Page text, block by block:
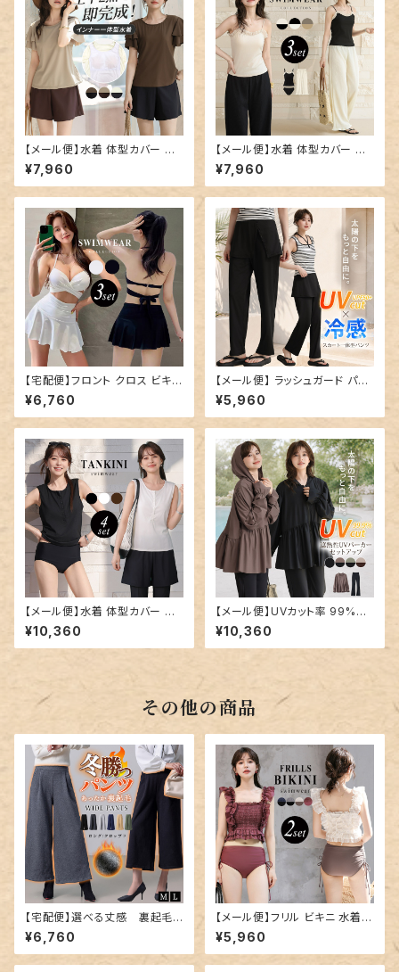
【メール便】水着 体型カバー レ
ディース 半袖 ティアード フレア
スリーブ ブラ一体型トップス シ
ョートパンツ 2点セット／hys34
¥7,960
【メール便】水着 体型カバー キ
ャミキニ レディース パンツ ワイ
ドパンツ 3点セット／hys3438
¥7,960
【宅配便】フロント クロス ビキニ
水着 レディース 体型カバー／h
ys3437
¥6,760
【メール便】 ラッシュガード パン
ツ レディース ロング／swimw
ear-b021
¥5,960
【メール便】水着 体型カバー レ
ディース ヘンリーネック レギン
ス ショートパンツ タンキニ 4点
セット／hys3436
¥10,360
【メール便】UVカット率 99%以
上 UVパーカー ラッシュガード
レディース キャンディスリーブ
ペプラムフリル 速乾 2点セット
¥10,360
その他の商品
【宅配便】選べる丈感 裏起毛タ
ックワイドパンツ 暖パン／pant
s591
¥6,760
【メール便】フリル ビキニ 水着
レディース キャミキニ ハイウエ
スト／hys3269
¥5,960